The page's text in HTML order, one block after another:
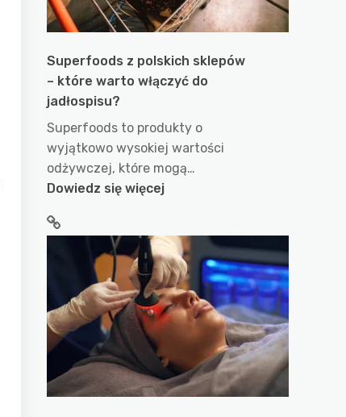
Superfoods z polskich sklepów
– które warto włączyć do
jadłospisu?
Superfoods to produkty o
wyjątkowo wysokiej wartości
odżywczej, które mogą…
Dowiedz się więcej:
polskich
sklepów
–
które
warto
włączyć
do
jadłospisu?